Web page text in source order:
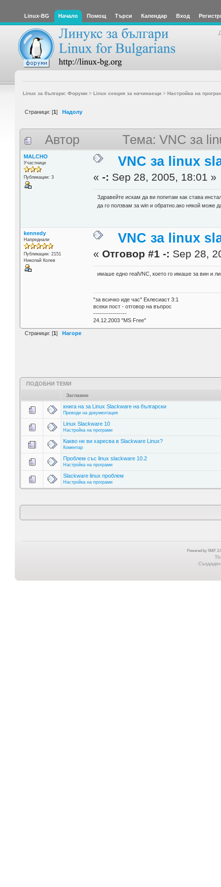
Linux-BG Начало Помощ Търси Календар Вход
Linux за българи: Форуми> Linux секция за начинаещи> Настройка на
Страници: [1] Надолу
Автор Тема: VNC за
MALCHO
Участници
Публикации: 3
VNC за linux
«-: Sep 28, 2005, 18:01 »
Здравейте искам да ви попитам как става
да го ползвам за win и обратно.ако някой може
kennedy
Напреднали
Публикации: 2151
Николай Колев
VNC за linux
« Отговор #1 -: Sep 28,
имаше едно realVNC, което го имаше за вин и
"за всичко иде час" Еклесиаст 3:1
всеки пост - отговор на въпрос
-----------------
24.12.2003 "MS Free"
Страници: [1] Нагоре
ПОДОБНИ ТЕМИ
Заглавие
книга на за Linux Slackware на български
Преводи на документация
Linux Slackware 10
Настройка на програми
Какво не ви харесва в Slackware Linux?
Коментар
Проблем със linux slackware 10.2
Настройка на програми
Slackware linux проблем
Настройка на програми
Powered by SMF